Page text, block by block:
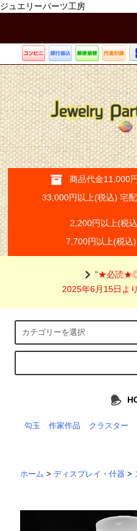
ジュエリーパーツ工房
商品代金11,000
33,000円以上(税込) 宅
2,200円以上(税
7,700円以上(税込
"★必読★◎
2025年6月15日よ
勾玉 作家作品 クラスター
ホーム >ディスプレイ・什器 >